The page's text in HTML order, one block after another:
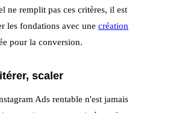
ne remplit pas ces critères, il est
les fondations avec une création
pour la conversion.
scaler
Ads rentable n'est jamais